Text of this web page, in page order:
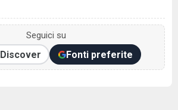
Seguici su
Discover Fonti preferite